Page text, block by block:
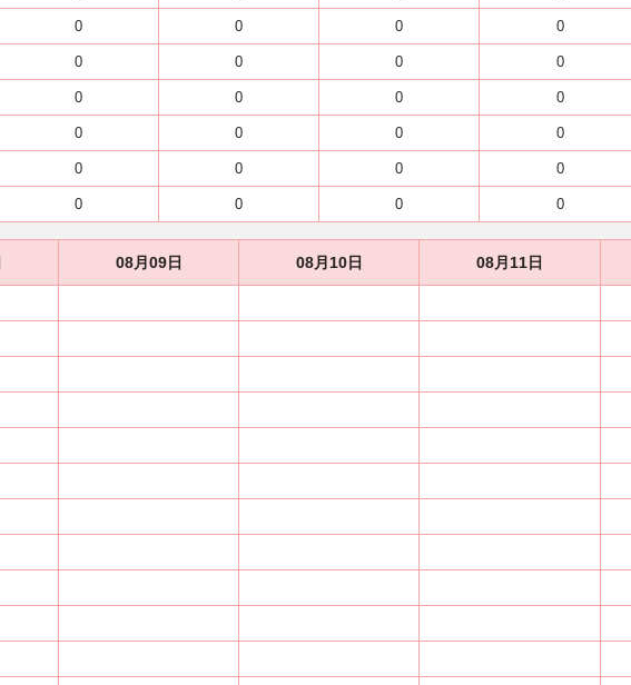
0 0 0 0
0 0 0 0
0 0 0 0
0 0 0 0
0 0 0 0
0 0 0 0
08月09日 08月10日 08月11日